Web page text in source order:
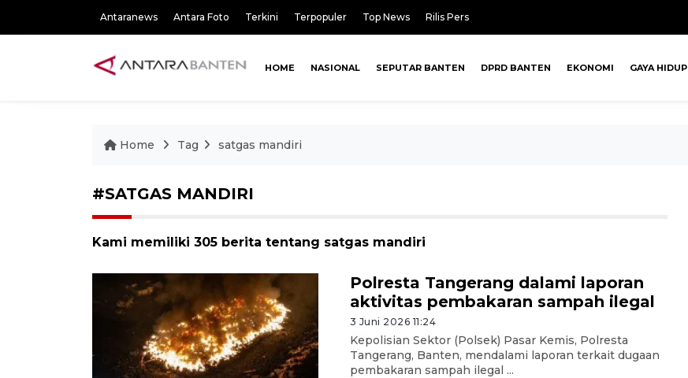
Antaranews Antara Foto Terkini Terpopuler Top News Rilis Pers
HOME NASIONAL SEPUTAR BANTEN DPRD BANTEN EKONOMI GAYA HIDUP
Home Tag satgas mandiri
#SATGAS MANDIRI
Kami memiliki 305 berita tentang satgas mandiri
Polresta Tangerang dalami laporan
aktivitas pembakaran sampah ilegal
3 Juni 2026 11:24
Kepolisian Sektor (Polsek) Pasar Kemis, Polresta
Tangerang, Banten, mendalami laporan terkait dugaan
pembakaran sampah ilegal ...